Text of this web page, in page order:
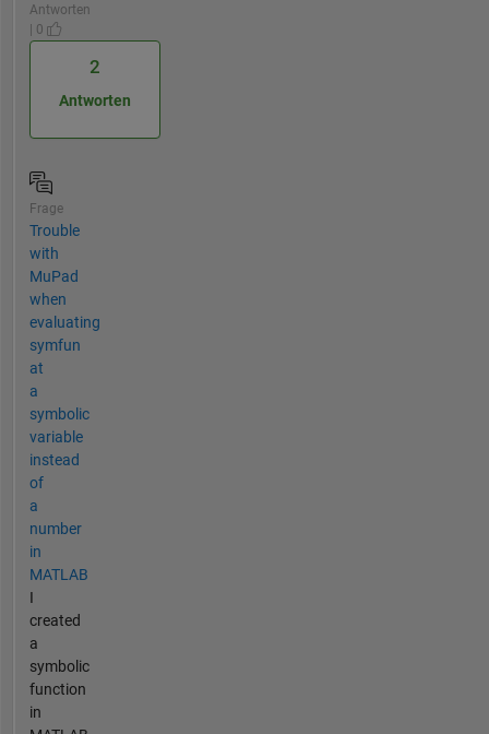
Antworten
| 0
2
Antworten
Frage
Trouble
with
MuPad
when
evaluating
symfun
at
a
symbolic
variable
instead
of
a
number
in
MATLAB
I
created
a
symbolic
function
in